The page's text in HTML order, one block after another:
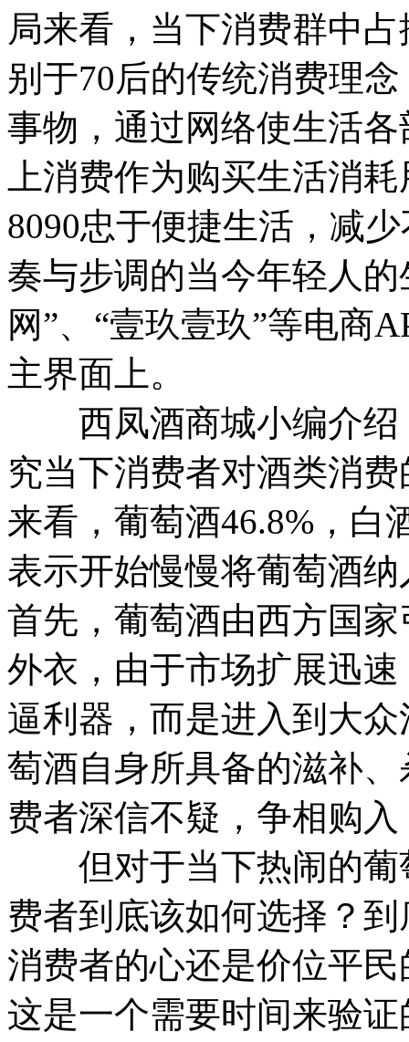
局来看，当下消费群中
别于70后的传统消费理
事物，通过网络使生活
上消费作为购买生活消
8090忠于便捷生活，减
奏与步调的当今年轻人
网”、“壹玖壹玖”等电商
主界面上。
西凤酒商城小编介绍
究当下消费者对酒类消
来看，葡萄酒46.8%，白
表示开始慢慢将葡萄酒
首先，葡萄酒由西方国
外衣，由于市场扩展迅
逼利器，而是进入到大
萄酒自身所具备的滋补
费者深信不疑，争相购
但对于当下热闹的葡
费者到底该如何选择？
消费者的心还是价位平
这是一个需要时间来验